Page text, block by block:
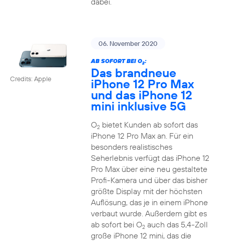
Credits: Apple
06. November 2020
AB SOFORT BEI O2:
Das brandneue
iPhone 12 Pro Max
und das iPhone 12
mini inklusive 5G
O2bietet Kunden ab sofort das
iPhone 12 Pro Max an. Für ein
besonders realistisches
Seherlebnis verfügt das iPhone 12
Pro Max über eine neu gestaltete
Profi-Kamera und über das bisher
größte Display mit der höchsten
Auflösung, das je in einem iPhone
verbaut wurde. Außerdem gibt es
ab sofort bei O2auch das 5,4-Zoll
große iPhone 12 mini, das die